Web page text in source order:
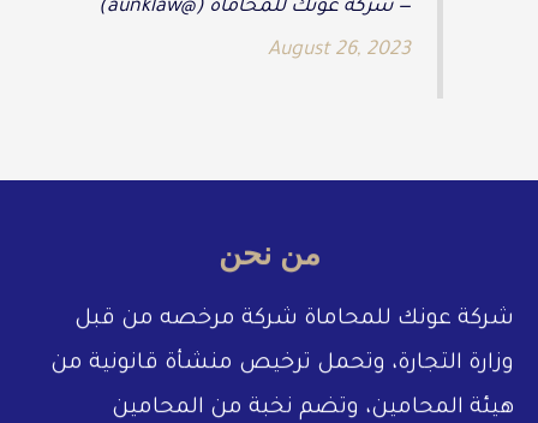
— شركة عونك للمحاماة (@aunklaw)
August 26, 2023
من نحن
شركة عونك للمحاماة شركة مرخصه من قبل
وزارة التجارة، وتحمل ترخيص منشأة قانونية من
هيئة المحامين، وتضم نخبة من المحامين